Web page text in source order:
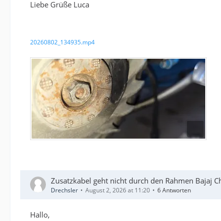
Liebe Grüße Luca
20260802_134935.mp4
Zusatzkabel geht nicht durch den Rahmen Bajaj
Drechsler August 2, 2026 at 11:20 6 Antworten
Hallo,